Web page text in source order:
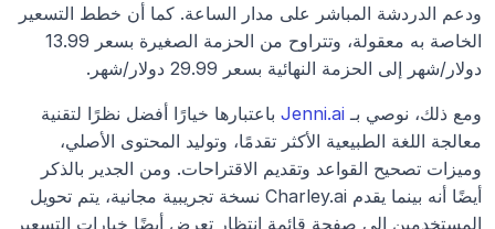
دولار/شهر إلى الحزمة النهائية بسعر 29.99 دولار/شهر.
ومع ذلك، نوصي بـ Jenni.ai